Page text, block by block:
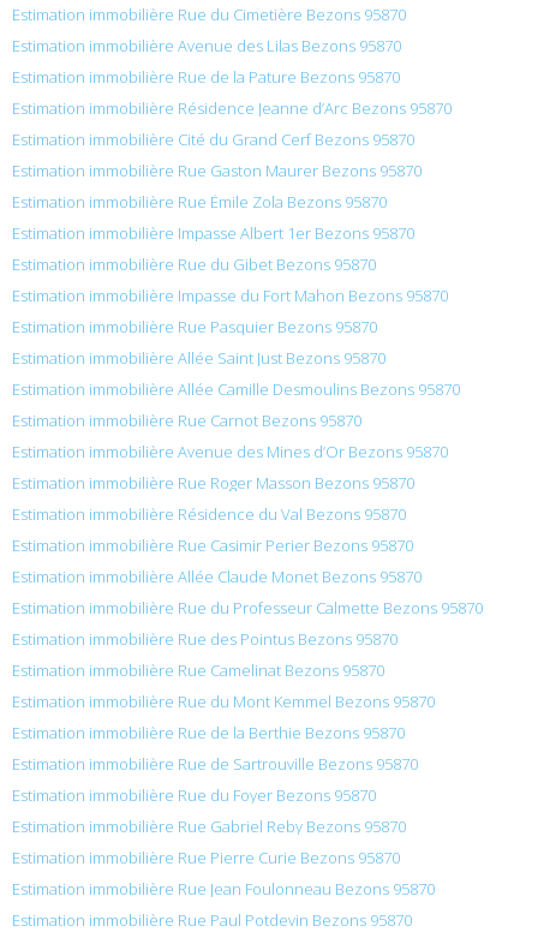
Estimation immobilière Rue du Cimetière Bezons 95870
Estimation immobilière Avenue des Lilas Bezons 95870
Estimation immobilière Rue de la Pature Bezons 95870
Estimation immobilière Résidence Jeanne d’Arc Bezons 95870
Estimation immobilière Cité du Grand Cerf Bezons 95870
Estimation immobilière Rue Gaston Maurer Bezons 95870
Estimation immobilière Rue Émile Zola Bezons 95870
Estimation immobilière Impasse Albert 1er Bezons 95870
Estimation immobilière Rue du Gibet Bezons 95870
Estimation immobilière Impasse du Fort Mahon Bezons 95870
Estimation immobilière Rue Pasquier Bezons 95870
Estimation immobilière Allée Saint Just Bezons 95870
Estimation immobilière Allée Camille Desmoulins Bezons 95870
Estimation immobilière Rue Carnot Bezons 95870
Estimation immobilière Avenue des Mines d’Or Bezons 95870
Estimation immobilière Rue Roger Masson Bezons 95870
Estimation immobilière Résidence du Val Bezons 95870
Estimation immobilière Rue Casimir Perier Bezons 95870
Estimation immobilière Allée Claude Monet Bezons 95870
Estimation immobilière Rue du Professeur Calmette Bezons 95870
Estimation immobilière Rue des Pointus Bezons 95870
Estimation immobilière Rue Camelinat Bezons 95870
Estimation immobilière Rue du Mont Kemmel Bezons 95870
Estimation immobilière Rue de la Berthie Bezons 95870
Estimation immobilière Rue de Sartrouville Bezons 95870
Estimation immobilière Rue du Foyer Bezons 95870
Estimation immobilière Rue Gabriel Reby Bezons 95870
Estimation immobilière Rue Pierre Curie Bezons 95870
Estimation immobilière Rue Jean Foulonneau Bezons 95870
Estimation immobilière Rue Paul Potdevin Bezons 95870